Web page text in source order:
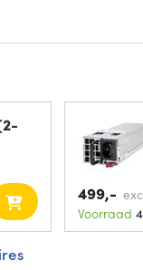
499,-
Voorraad